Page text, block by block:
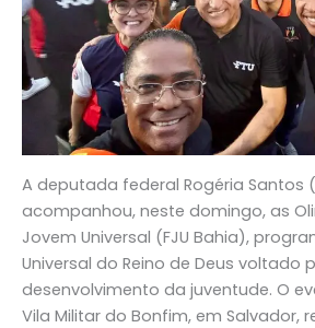
A deputada federal Rogéria Santos
acompanhou, neste domingo, as
Jovem Universal (FJU Bahia),
Universal do Reino de Deus voltado
desenvolvimento da juventude. O
Vila Militar do Bonfim, em Salvador,